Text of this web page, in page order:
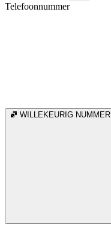
Telefoonnummer
WILLEKEURIG NUMMER